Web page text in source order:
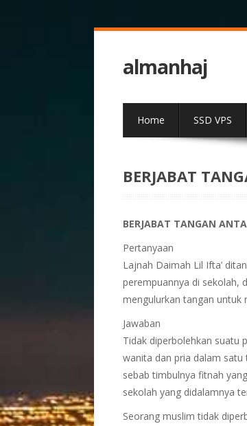
almanhaj
Home SSD VPS
BERJABAT
BERJABAT TANGAN
Pertanyaan
Lajnah Daimah Lil Ifta’
perempuannya di sekolah,
mengulurkan tangan untuk
Jawaban
Tidak diperbolehkan suatu
wanita dan pria dalam
sebab timbulnya fitnah
sekolah yang didalamnya
Seorang muslim tidak